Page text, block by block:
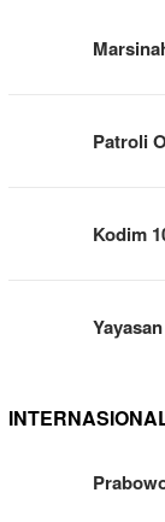
Patroli
Kodim